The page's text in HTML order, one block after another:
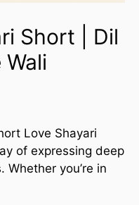
Short | Dil
Love Shayari
of expressing deep
you’re in